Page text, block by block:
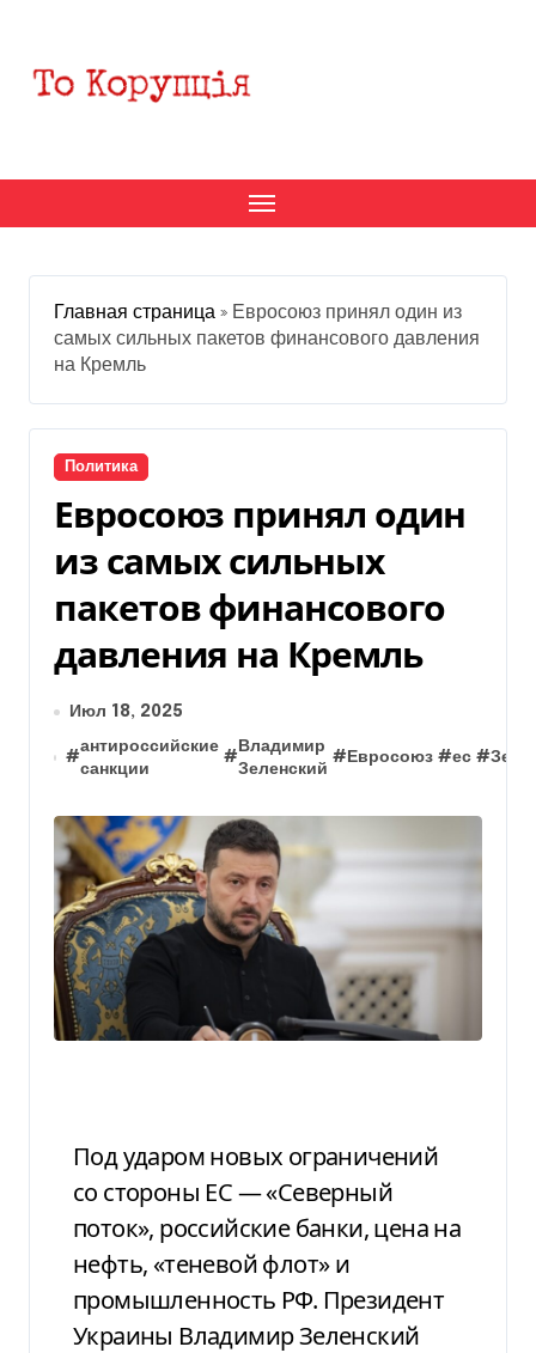
содержанию
Главная страница » Евросоюз принял один из
самых сильных пакетов финансового давления
на Кремль
Политика
Евросоюз принял один
из самых сильных
пакетов финансового
давления на Кремль
Июл 18, 2025
#
антироссийские
санкции
#
Владимир
Зеленский
#Евросоюз #ес #
Под ударом новых ограничений
со стороны ЕС — «Северный
поток», российские банки, цена на
нефть, «теневой флот» и
промышленность РФ. Президент
Украины Владимир Зеленский